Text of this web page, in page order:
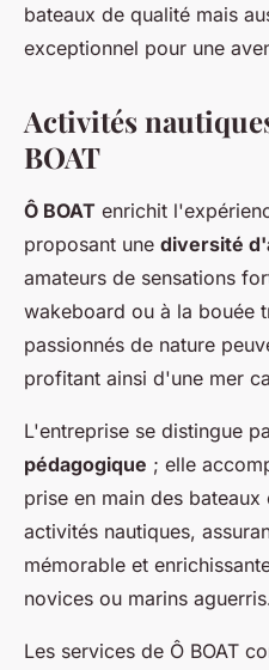
bateaux de qualité mais
exceptionnel pour une
Activités
BOAT
Ô BOAT enrichit
proposant une diversité
amateurs de sensations
wakeboard ou à la bouée
passionnés de nature
profitant ainsi d'une mer
L'entreprise se distingue
pédagogique ; elle
prise en main des
activités nautiques,
mémorable et
novices ou marins
Les services de Ô BOAT